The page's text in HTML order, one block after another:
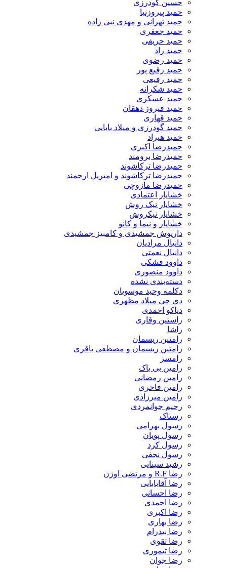
حسین گودرزی
حمید پیروزنیا
حمید تهرانی و مهدی نبی زاده
حمید جعفری
حمید حریفی
حمید راد
حمید رضوی
حمید رفیع پور
حمید رفیعی
حمید شکرانه
حمید عسکری
حمید فیروز دهقان
حمید قهاری
حمید گودرزی و میلاد بابایی
حمید هیراد
حمیدرضا اکبری
حمیدرضا برومند
حمیدرضا ترکاشوند
حمیدرضا ترکاشوند و امیریل ارجمند
حمیدرضا مازوچی
خشایار اعتمادی
خشایار نیک روش
خشایار نیکروش
خشایار و نیما و کانو
داریوش جمشیدی و کامبیز جمشیدی
دانیال مرادیان
دانیال نعمتی
داوود فشکی
داوود منصوری
دسته‌بندی نشده
دکلمه وحید موسویان
دی جی میلاد مظهری
دیاکو احمدی
راستین وقاری
راشا
رامتین ریسمان
رامتین ریسمان و مصطفی باقری
رامسز
رامین بی باک
رامین رمضانی
رامین فاخری
رامین میرزادی
رحیم جوانمردی
رستاک
رسول بهرامی
رسول پویان
رسول کرد
رسول نجفی
رشید سینایی
رضا R.F و مرتضی اوژن
رضا آقابابایی
رضا احسانی
رضا احمدی
رضا اکبری
رضا بهاری
رضا بیدرام
رضا تقوی
رضا تیموری
رضا جوان